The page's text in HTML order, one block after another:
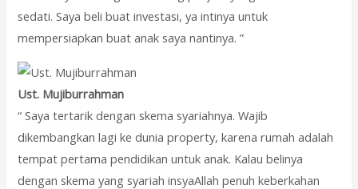
sedati. Saya beli buat investasi, ya intinya untuk
mempersiapkan buat anak saya nantinya. ”
Ust. Mujiburrahman
“ Saya tertarik dengan skema syariahnya. Wajib
dikembangkan lagi ke dunia property, karena rumah adalah
tempat pertama pendidikan untuk anak. Kalau belinya
dengan skema yang syariah insyaAllah penuh keberkahan